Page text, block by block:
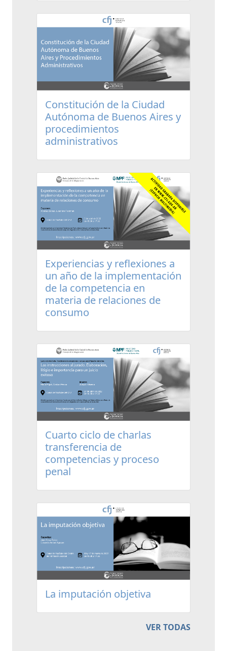
Constitución de la Ciudad
Autónoma de Buenos Aires y
procedimientos
administrativos
Experiencias y reflexiones a
un año de la implementación
de la competencia en
materia de relaciones de
consumo
Cuarto ciclo de charlas
transferencia de
competencias y proceso
penal
La imputación objetiva
VER TODAS